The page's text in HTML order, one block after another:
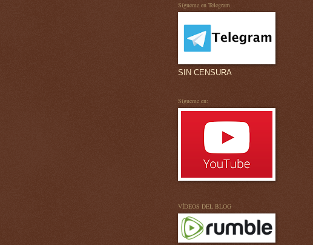
Sígueme en Telegram
SIN CENSURA
Sígueme en:
VÍDEOS DEL BLOG